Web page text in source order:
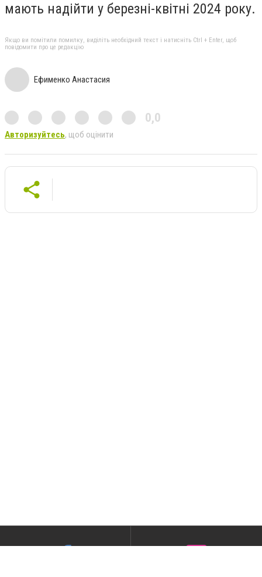
мають надійти у березні-квітні 2024 року.
Якщо ви помітили помилку, виділіть необхідний текст і натисніть Ctrl + Enter, щоб
повідомити про це редакцію
Ефименко Анастасия
0,0
Авторизуйтесь, щоб оцінити